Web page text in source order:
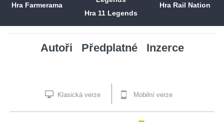
Hra Farmerama
Hra 11 Legends
Hra Rail Nation
Autoři Předplatné Inzerce
Klasická verze Mobilní verze